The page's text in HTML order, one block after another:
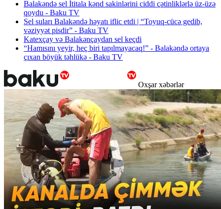
Balakəndə sel İtitala kənd sakinlərini ciddi çətinliklərlə üz-üzə
qoydu - Baku TV
Sel suları Balakəndə həyatı iflic etdi | “Toyuq-cücə gedib,
vəziyyət pisdir” - Baku TV
Katexçay və Balakənçaydan sel keçdi
“Hamısını yeyir, heç biri tapılmayacaq!” - Balakəndə ortaya
çıxan böyük təhlükə - Baku TV
Oxşar xəbərlər